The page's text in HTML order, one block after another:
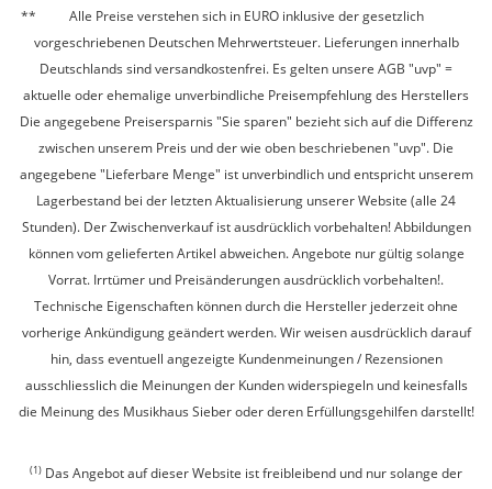
Alle Preise verstehen sich in EURO inklusive der gesetzlich
vorgeschriebenen Deutschen Mehrwertsteuer. Lieferungen innerhalb
Deutschlands sind versandkostenfrei. Es gelten unsere AGB "uvp" =
aktuelle oder ehemalige unverbindliche Preisempfehlung des Herstellers
Die angegebene Preisersparnis "Sie sparen" bezieht sich auf die Differenz
zwischen unserem Preis und der wie oben beschriebenen "uvp". Die
angegebene "Lieferbare Menge" ist unverbindlich und entspricht unserem
Lagerbestand bei der letzten Aktualisierung unserer Website (alle 24
Stunden). Der Zwischenverkauf ist ausdrücklich vorbehalten! Abbildungen
können vom gelieferten Artikel abweichen. Angebote nur gültig solange
Vorrat. Irrtümer und Preisänderungen ausdrücklich vorbehalten!.
Technische Eigenschaften können durch die Hersteller jederzeit ohne
vorherige Ankündigung geändert werden. Wir weisen ausdrücklich darauf
hin, dass eventuell angezeigte Kundenmeinungen / Rezensionen
ausschliesslich die Meinungen der Kunden widerspiegeln und keinesfalls
die Meinung des Musikhaus Sieber oder deren Erfüllungsgehilfen darstellt!
(1) Das Angebot auf dieser Website ist freibleibend und nur solange der